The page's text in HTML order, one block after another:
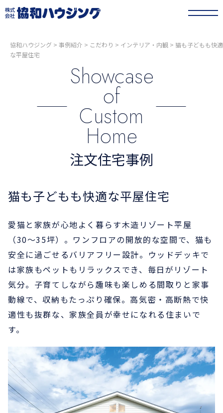
協和ハウジング > 事例紹介 > こだわり > インテリア・内観 > 猫も子どもも快適
な平屋住宅
Showcase
of
Custom
Home
注文住宅事例
猫も子どもも快適な平屋住宅
愛猫と家族が心地よく暮らす木造リゾート平屋
（30〜35坪）。ワンフロアの開放的な空間で、猫も
安全に過ごせるバリアフリー設計。ウッドデッキで
は家族もペットもリラックスでき、毎日がリゾート
気分。子育てしながら趣味も楽しめる間取りと家事
動線で、収納もたっぷり確保。高気密・高断熱で快
適性も抜群な、家族全員が幸せになれる住まいで
す。